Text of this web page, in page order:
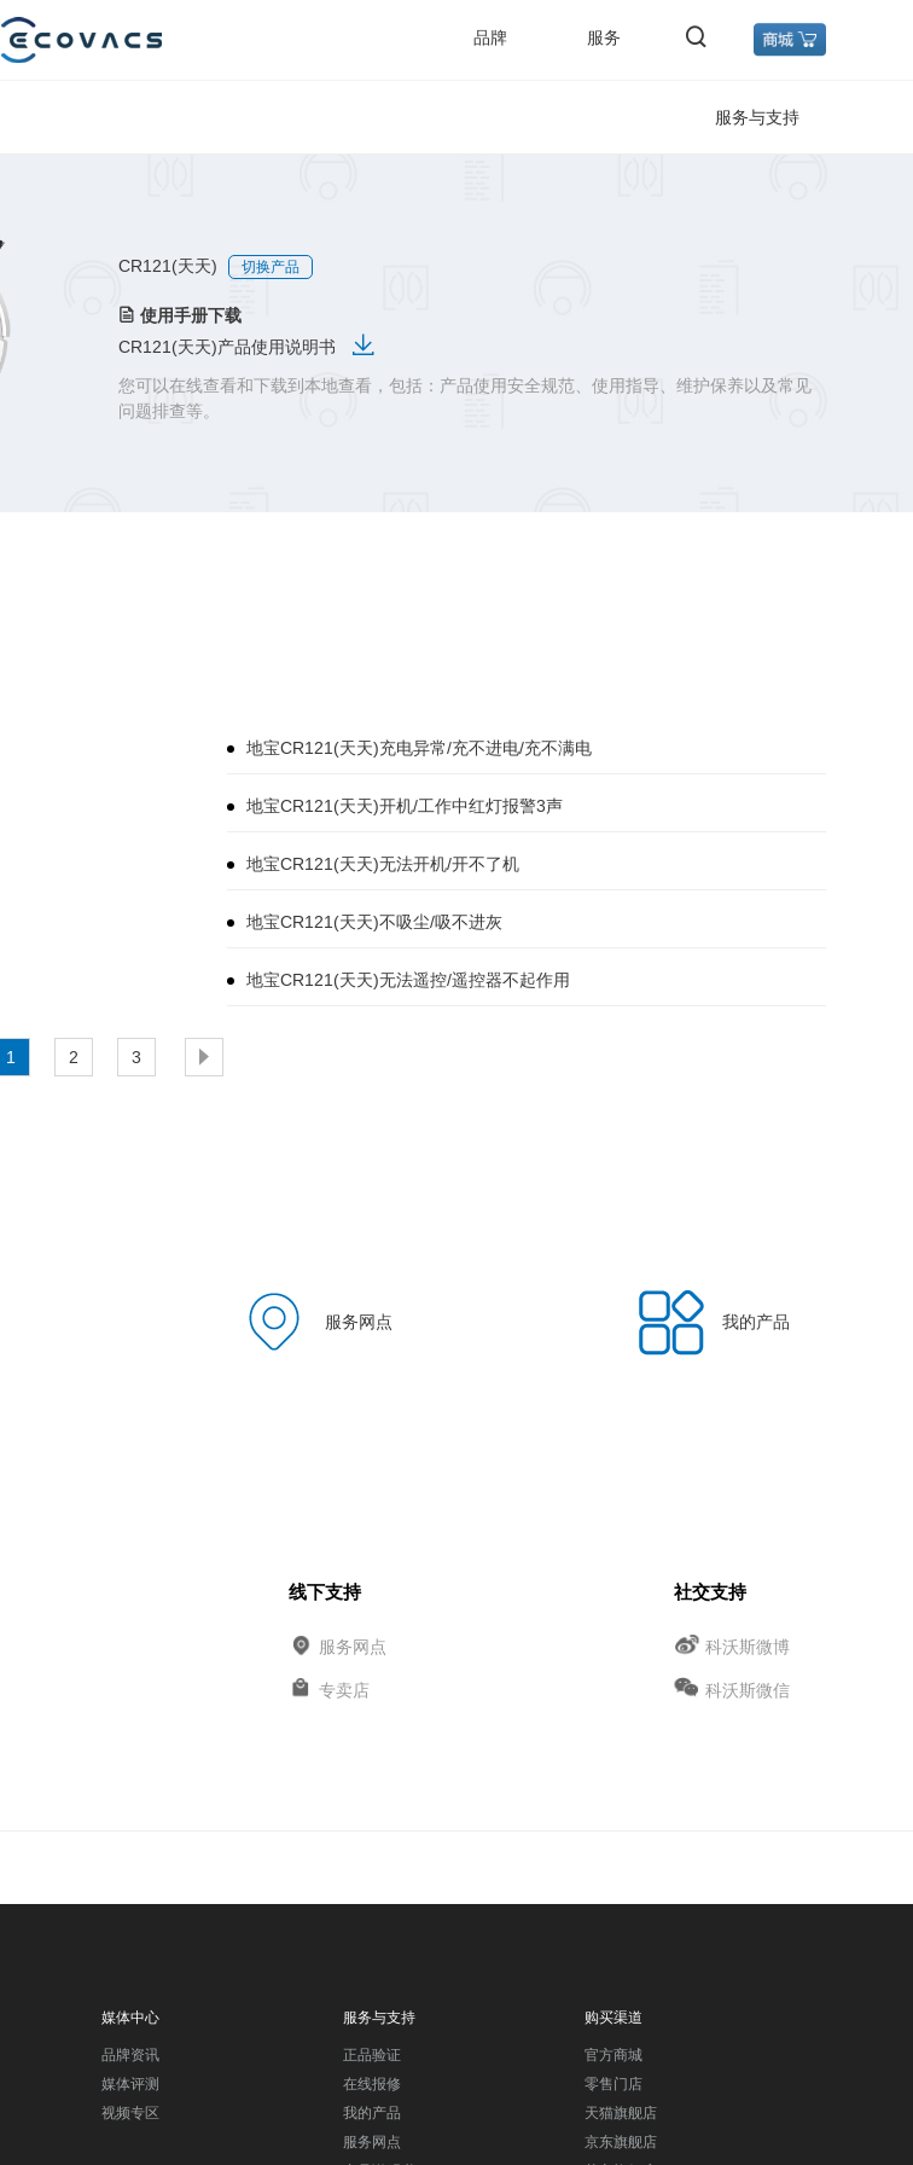
品牌 服务
服务与支持
CR121(天天) 切换产品
使用手册下载
CR121(天天)产品使用说明书
您可以在线查看和下载到本地查看，包括：产品使用安全规范、使用指导、维护保养以及常见
问题排查等。
地宝CR121(天天)充电异常/充不进电/充不满电
地宝CR121(天天)开机/工作中红灯报警3声
地宝CR121(天天)无法开机/开不了机
地宝CR121(天天)不吸尘/吸不进灰
地宝CR121(天天)无法遥控/遥控器不起作用
1 2 3
服务网点 我的产品
线下支持
服务网点
专卖店
社交支持
科沃斯微博
科沃斯微信
媒体中心
品牌资讯
媒体评测
视频专区
服务与支持
正品验证
在线报修
我的产品
服务网点
购买渠道
官方商城
零售门店
天猫旗舰店
京东旗舰店